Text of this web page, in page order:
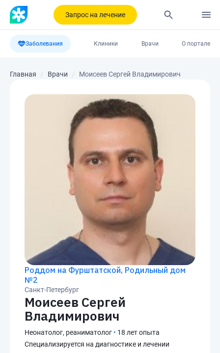
Запрос на лечение
Заболевания Клиники Врачи О портале
Главная Врачи Моисеев Сергей Владимирович
Роддом на Фурштатской, Родильный дом
№2
Санкт-Петербург
Моисеев Сергей
Владимирович
Неонатолог, реаниматолог • 18 лет опыта
Специализируется на диагностике и лечении